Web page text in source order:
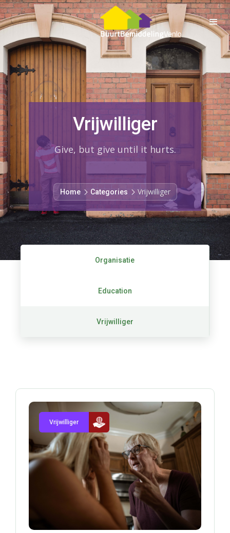
Vrijwilliger
Give, but give until it hurts.
Home Categories Vrijwilliger
Organisatie
Education
Vrijwilliger
Vrijwilliger